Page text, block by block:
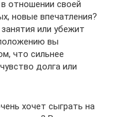
отношении своей
новые впечатления?
или убежит
вы
что сильнее
долга или
хочет сыграть на